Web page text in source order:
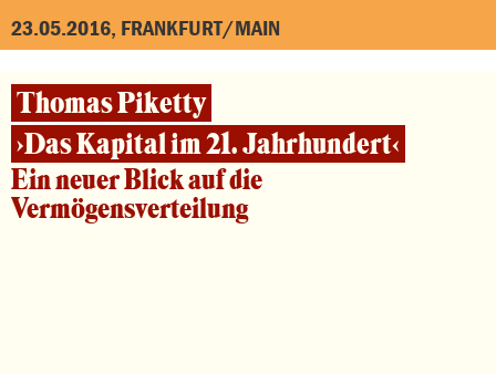
23.05.2016, FRANKFURT/MAIN
Thomas Piketty
›Das Kapital im 21. Jahrhundert‹
Ein neuer Blick auf die
Vermögensverteilung